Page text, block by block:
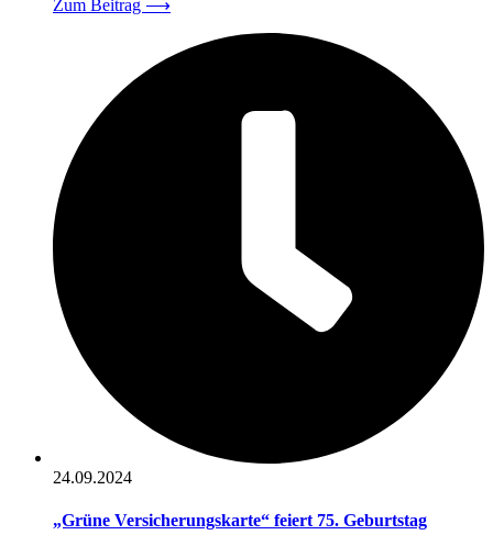
Zum Beitrag ⟶
24.09.2024
„Grüne Versicherungskarte“ feiert 75. Geburtstag